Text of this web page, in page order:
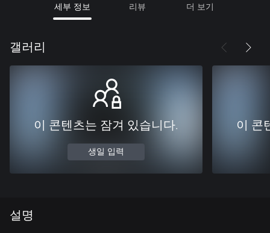
세부 정보 리뷰 더 보기
갤러리
이 콘텐츠는 잠겨 있습니다.
생일 입력
이 콘
설명